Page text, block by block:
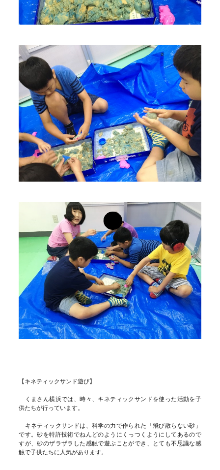
【キネティックサンド遊び】
くまさん横浜では、時々、キネティックサンドを使った活動を子
供たちが行っています。
キネティックサンドは、科学の力で作られた「飛び散らない砂」
です。砂を特許技術でねんどのようにくっつくようにしてあるので
すが、砂のザラザラした感触で遊ぶことができ、とても不思議な感
触で子供たちに人気があります。